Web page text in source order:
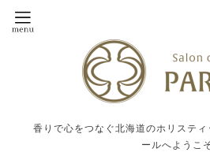
香りで心をつなぐ北海道のホリステ
ールへようこ